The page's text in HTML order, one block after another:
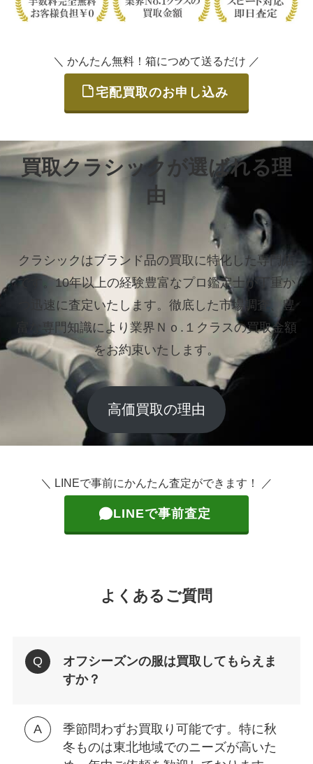
＼ かんたん無料！箱につめて送るだけ ／
宅配買取のお申し込み
買取クラシックが選ばれる理
由
クラシックはブランド品の買取に特化した専門店
です。10年以上の経験豊富なプロ鑑定士が丁重か
つ迅速に査定いたします。 徹底した市場調査、豊
富な専門知識により業界Ｎｏ.１クラスの買取金額
をお約束いたします。
高価買取の理由
＼ LINEで事前にかんたん査定ができます！ ／
LINEで事前査定
よくあるご質問
オフシーズンの服は買取してもらえま
すか？
季節問わずお買取り可能です。特に秋
冬ものは東北地域でのニーズが高いた